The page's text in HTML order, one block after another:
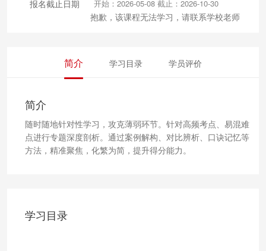
报名截止日期 开始：2026-05-08 截止：2026-10-30
抱歉，该课程无法学习，请联系学校老师
简介 学习目录 学员评价
简介
随时随地针对性学习，攻克薄弱环节。针对高频考点、易混难
点进行专题深度剖析。通过案例解构、对比辨析、口诀记忆等
方法，精准聚焦，化繁为简，提升得分能力。
学习目录